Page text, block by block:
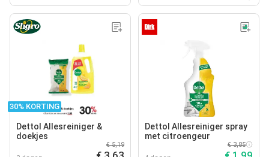
30% KORTING
Dettol Allesreiniger &
doekjes
€ 5,19
Dettol Allesreiniger spray
met citroengeur
€ 3,85